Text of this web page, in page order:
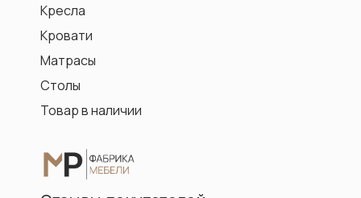
Кресла
Кровати
Столы
Матрасы
Товар в наличии